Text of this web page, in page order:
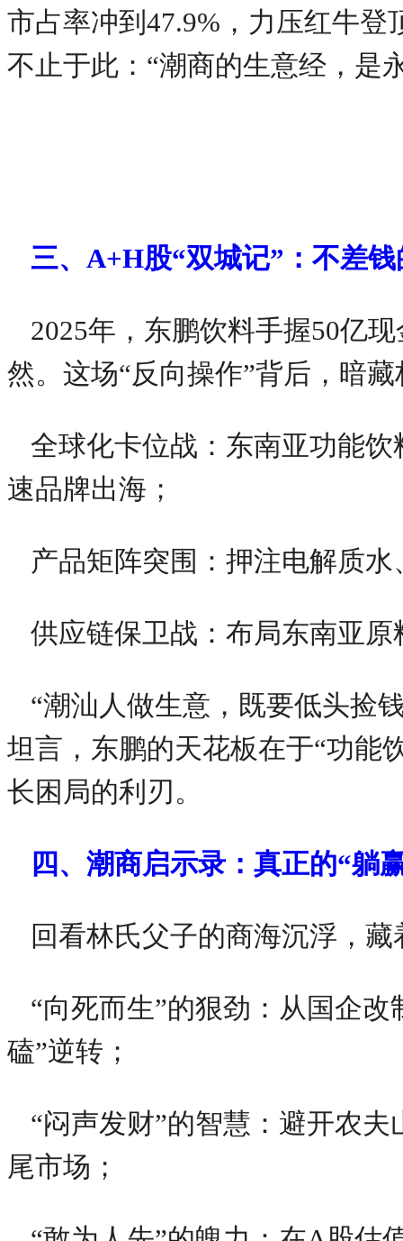
市占率冲到47.9%，力压红牛
不止于此：“潮商的生意经，是
三、A+H股“双城记”：不差
2025年，东鹏饮料手握50亿
然。这场“反向操作”背后，暗
全球化卡位战：东南亚功能
速品牌出海；
产品矩阵突围：押注电解质
供应链保卫战：布局东南亚
“潮汕人做生意，既要低头捡
坦言，东鹏的天花板在于“功能
长困局的利刃。
四、潮商启示录：真正的“躺
回看林氏父子的商海沉浮，藏
“向死而生”的狠劲：从国企
磕”逆转；
“闷声发财”的智慧：避开农
尾市场；